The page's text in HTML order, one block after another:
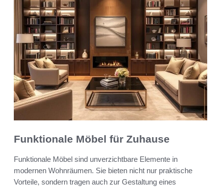
Funktionale Möbel für Zuhause
Funktionale Möbel sind unverzichtbare Elemente in
modernen Wohnräumen. Sie bieten nicht nur praktische
Vorteile, sondern tragen auch zur Gestaltung eines